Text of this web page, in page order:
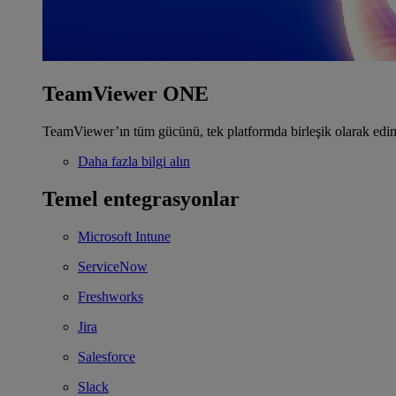
TeamViewer ONE
TeamViewer’ın tüm gücünü, tek platformda birleşik olarak
Daha fazla bilgi alın
Temel entegrasyonlar
Microsoft Intune
ServiceNow
Freshworks
Jira
Salesforce
Slack